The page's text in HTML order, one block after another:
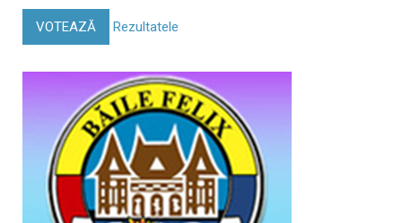
VOTEAZĂ Rezultatele